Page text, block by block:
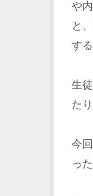
や
と
す
生
た
今
っ